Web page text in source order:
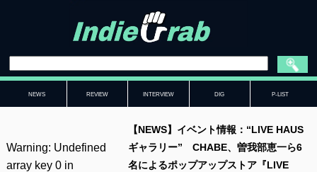
NEWS REVIEW INTERVIEW DIG P-LIST
Warning: Undefined
array key 0 in
【NEWS】イベント情報：“LIVE HAUS
ギャラリー” CHABE、曽我部恵一ら6
名によるポップアップストア『LIVE